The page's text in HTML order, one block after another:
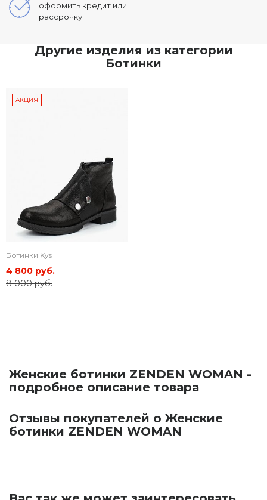
оформить кредит или
рассрочку
Другие изделия из категории
Ботинки
АКЦИЯ
Ботинки Kys
4 800 руб.
8 000 руб.
Женские ботинки ZENDEN WOMAN -
подробное описание товара
Отзывы покупателей о Женские
ботинки ZENDEN WOMAN